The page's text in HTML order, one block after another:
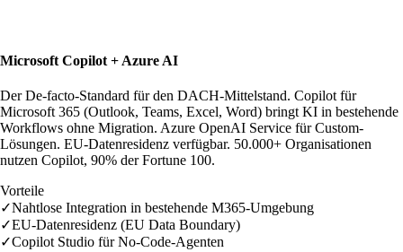
Microsoft Copilot + Azure AI
Der De-facto-Standard für den DACH-Mittelstand. Copilot für
Microsoft 365 (Outlook, Teams, Excel, Word) bringt KI in bestehende
Workflows ohne Migration. Azure OpenAI Service für Custom-
Lösungen. EU-Datenresidenz verfügbar. 50.000+ Organisationen
nutzen Copilot, 90% der Fortune 100.
Vorteile
✓Nahtlose Integration in bestehende M365-Umgebung
✓EU-Datenresidenz (EU Data Boundary)
✓Copilot Studio für No-Code-Agenten